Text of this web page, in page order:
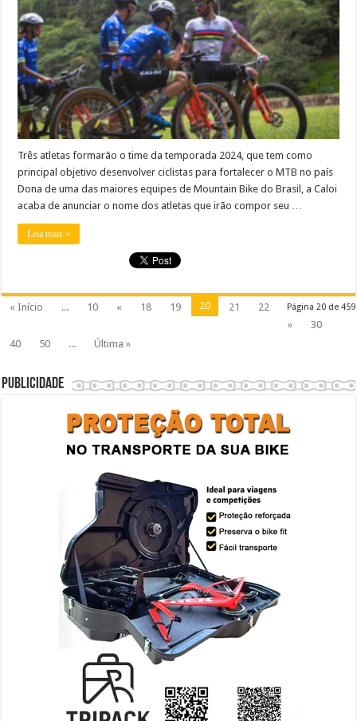
Três atletas formarão o time da temporada 2024, que tem como
principal objetivo desenvolver ciclistas para fortalecer o MTB no país
Dona de uma das maiores equipes de Mountain Bike do Brasil, a Caloi
acaba de anunciar o nome dos atletas que irão compor seu …
Leia mais »
Página 20 de 459
« Início ... 10 « 18 19 20 21
22
»
30
40
50 ... Última »
Publicidade